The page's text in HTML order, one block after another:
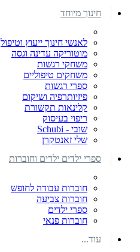
חינוך מיוחד
לאנשי חינוך ייעוץ וטיפול
מוטוריקה עדינה וגסה
משחקי רגשות
משחקים טיפוליים
ספרי רגשות
פיזיותרפיה ושיקום
קלינאות תקשורת
ריפוי בעיסוק
שובי - Schubi
שלי זאנטקרן
ספרי ילדים ילדים וחוברות
חוברות עבודה לחופש
חוברות צביעה
ספרי ילדים
חוברות פנאי
עוד...